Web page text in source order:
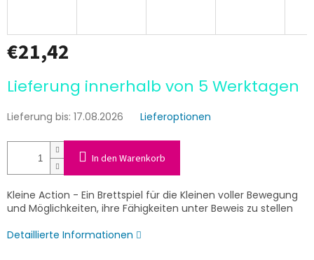
€21,42
Lieferung innerhalb von 5 Werktagen
Lieferung bis: 17.08.2026 Lieferoptionen
In den Warenkorb
Kleine Action - Ein Brettspiel für die Kleinen voller Bewegung
und Möglichkeiten, ihre Fähigkeiten unter Beweis zu stellen
Detaillierte Informationen